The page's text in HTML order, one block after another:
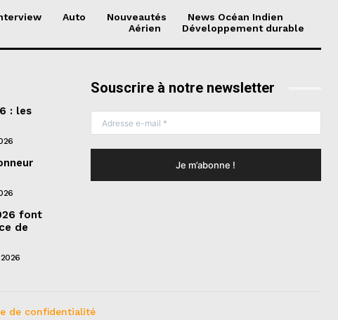
Auto Nouveautés
News Océan Indien
Aérien
Développement durable
: les
font
de
Souscrire à notre newsletter
de confidentialité